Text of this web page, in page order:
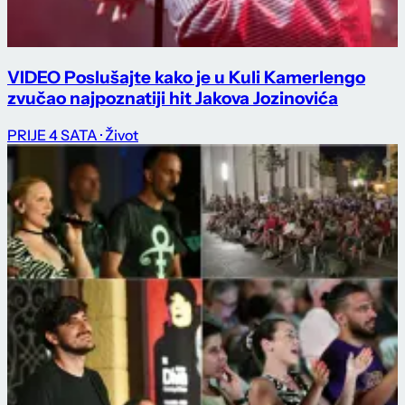
VIDEO Poslušajte kako je u Kuli Kamerlengo
zvučao najpoznatiji hit Jakova Jozinovića
PRIJE 4 SATA · Život